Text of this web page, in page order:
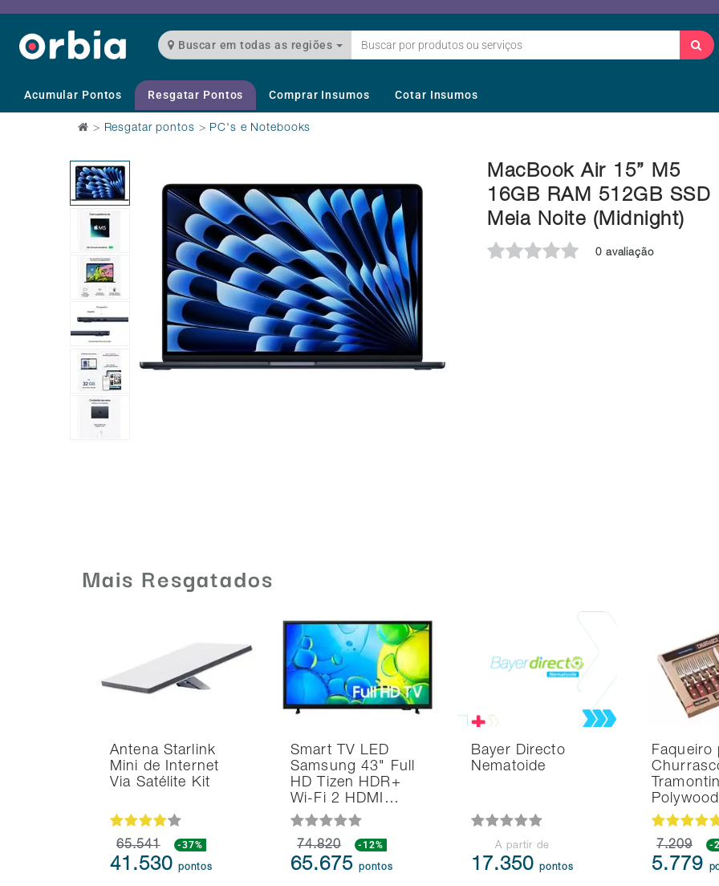
Buscar em todas as regiões
Acumular Pontos Resgatar Pontos Comprar Insumos Cotar Insumos
> Resgatar pontos > PC's e Notebooks
MacBook Air 15” M5
16GB RAM 512GB SSD
Meia Noite (Midnight)
0 avaliação
Mais Resgatados
Antena Starlink
Mini de Internet
Via Satélite Kit
65.541 -37%
41.530pontos
Smart TV LED
Samsung 43" Full
HD Tizen HDR+
Wi-Fi 2 HDMI…
74.820 -12%
65.675pontos
Bayer Directo
Nematoide
A partir de
17.350pontos
Faqueiro
7.209 -
5.779